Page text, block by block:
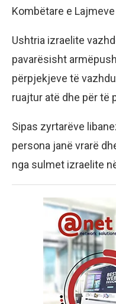
Kombëtare e
Ushtria izraelite
pavarësisht
përpjekjeve të
ruajtur atë dhe për të
Sipas zyrtarëve
persona janë vrarë
nga sulmet izraelite